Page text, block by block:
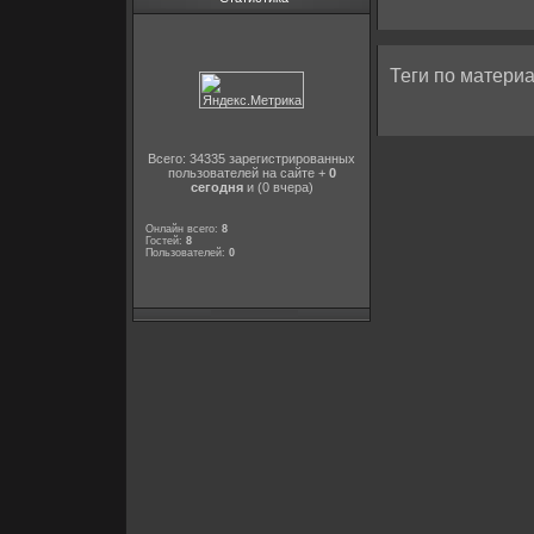
Всего: 34335 зарегистрированных
пользователей на сайте + 0
сегодняи (0 вчера)
Онлайн всего: 8
Гостей: 8
Пользователей: 0
Теги по